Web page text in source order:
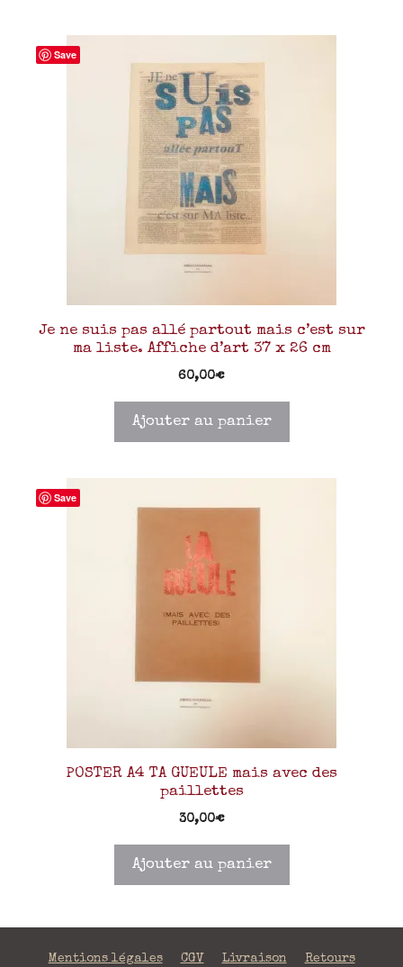
Save
Je ne suis pas allé partout mais c’est sur
ma liste. Affiche d’art 37 x 26 cm
60,00€
Ajouter au panier
Save
POSTER A4 TA GUEULE mais avec des
paillettes
30,00€
Ajouter au panier
Mentions légales CGV Livraison Retours